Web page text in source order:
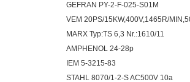
GEFRAN PY-2-F-025-S01M
VEM 20PS/15KW,400V,1465R/
MARX Typ:TS 6,3 Nr.:1610/11
AMPHENOL 24-28p
IEM 5-3215-83
STAHL 8070/1-2-S AC500V 10a